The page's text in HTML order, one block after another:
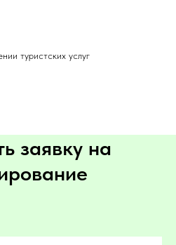
туристских услуг
заявку на